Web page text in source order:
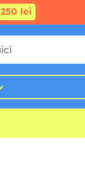
250 lei